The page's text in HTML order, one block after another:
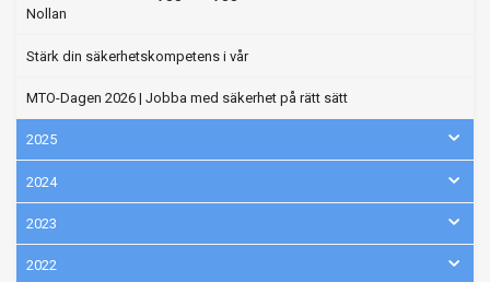
Nollan
Stärk din säkerhetskompetens i vår
MTO-Dagen 2026 | Jobba med säkerhet på rätt sätt
2025
2024
2023
2022